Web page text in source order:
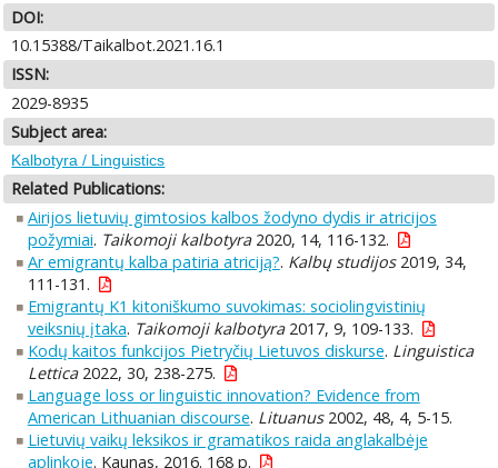
DOI:
10.15388/Taikalbot.2021.16.1
ISSN:
2029-8935
Subject area:
Kalbotyra / Linguistics
Related Publications:
Airijos lietuvių gimtosios kalbos žodyno dydis ir atricijos
požymiai. Taikomoji kalbotyra2020, 14, 116-132.
Ar emigrantų kalba patiria atriciją?. Kalbų studijos2019, 34,
111-131.
Emigrantų K1 kitoniškumo suvokimas: sociolingvistinių
veiksnių įtaka. Taikomoji kalbotyra2017, 9, 109-133.
Kodų kaitos funkcijos Pietryčių Lietuvos diskurse. Linguistica
Lettica2022, 30, 238-275.
Language loss or linguistic innovation? Evidence from
American Lithuanian discourse. Lituanus2002, 48, 4, 5-15.
Lietuvių vaikų leksikos ir gramatikos raida anglakalbėje
aplinkoje. Kaunas, 2016. 168 p.